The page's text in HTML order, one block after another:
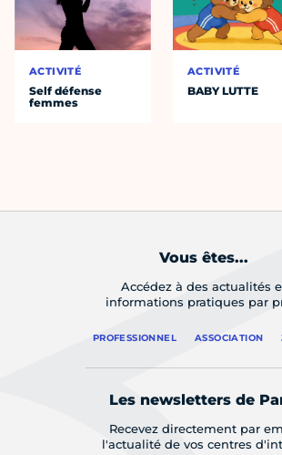
ACTIVITÉ
Self défense
femmes
ACTIVITÉ
BABY LUTTE
Vous êtes...
Accédez à des actualités
informations pratiques par
PROFESSIONNEL ASSOCIATION
Les newsletters de
Recevez directement par
l'actualité de vos centres